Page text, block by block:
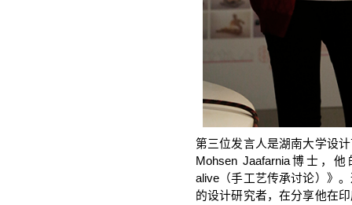
第三位发言人是湖南大学设
Mohsen Jaafarnia博士，
alive（手工艺传承讨论）》
的设计研究者，在分享他在